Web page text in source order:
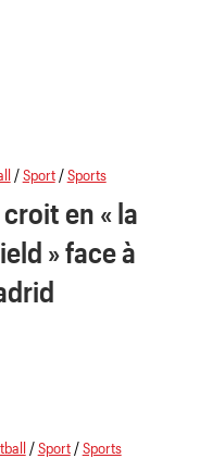
/Sport/Sports
en « la
» face à
/Sport/Sports